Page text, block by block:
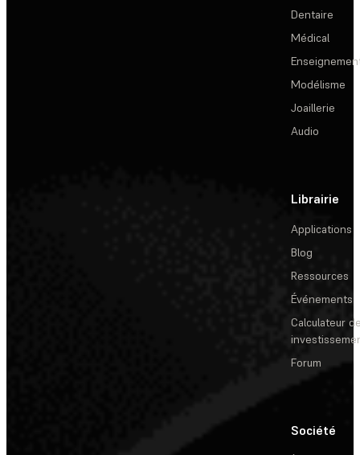
Dentaire
Médical
Modélisme
Joaillerie
Audio
Librairie
Applications
Blog
Ressources
Événements
Calculateur
Forum
Société